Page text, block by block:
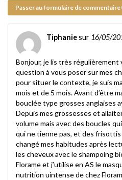
Passer au formulaire de commentaire
Tiphaniesur 16/05/
Bonjour, je lis très régulièrement
question à vous poser sur mes
pour situer le contexte, je suis
mois et de 5 mois. Avant d’être
bouclée type grosses anglaises
Depuis mes grossesses et
volume mais avec des boucles
qui ne tienne pas, et des frisottis
changé mes habitudes après
les cheveux avec le shampoing
Florame et j’utilise en AS le
nutrition uintense de chez